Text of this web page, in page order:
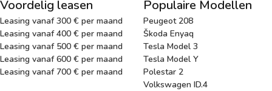
Voordelig leasen
Leasing vanaf 300 € per maand
Leasing vanaf 400 € per maand
Leasing vanaf 500 € per maand
Leasing vanaf 600 € per maand
Leasing vanaf 700 € per maand
Populaire Modellen
Peugeot 208
Škoda Enyaq
Tesla Model 3
Tesla Model Y
Polestar 2
Volkswagen ID.4